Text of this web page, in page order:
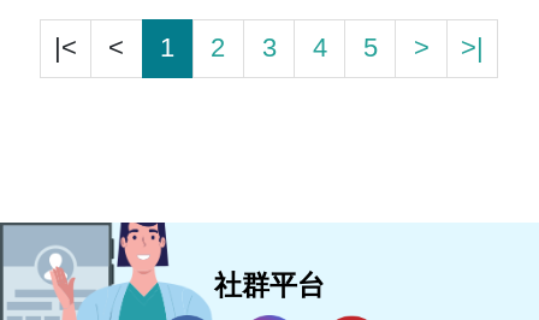
|< < 1 2 3 4 5 > >|
社群平台